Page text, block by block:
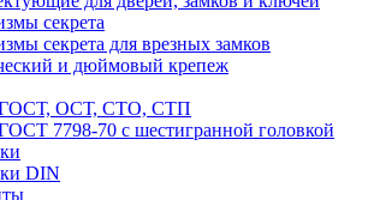
секрета
секрета для врезных замков
и дюймовый крепеж
ГОСТ, ОСТ, СТО, СТП
7798-70 с шестигранной головкой
DIN